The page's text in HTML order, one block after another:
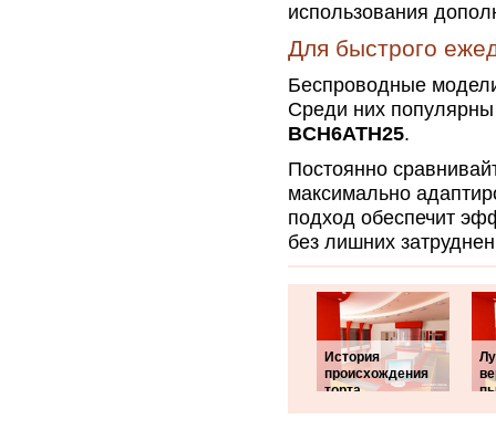
использования
Для быстрого
Беспроводные
Среди них
BCH6ATH25.
Постоянно
максимально
подход обеспечит
без лишних
История
происхождения
торта